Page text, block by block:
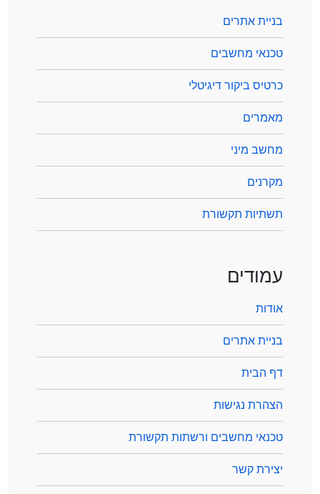
בניית אתרים
טכנאי מחשבים
כרטיס ביקור דיגיטלי
מאמרים
מחשב מיני
מקרנים
תשתיות תקשורת
עמודים
אודות
בניית אתרים
דף הבית
הצהרת נגישות
טכנאי מחשבים ורשתות תקשורת
יצירת קשר